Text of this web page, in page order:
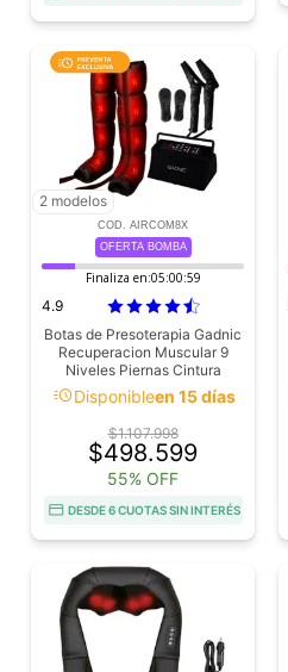
2 modelos
COD. AIRCOM8X
OFERTA BOMBA
Finaliza en:05:00:58
4.9
Botas de Presoterapia Gadnic
Recuperacion Muscular 9
Niveles Piernas Cintura
acuteDisponibleen 15 días
$1.107.998
$498.599
55% OFF
DESDE 6 CUOTAS SIN INTERÉS